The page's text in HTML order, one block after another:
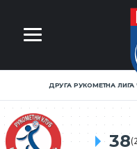
ДРУГА РУКОМЕТНА
38